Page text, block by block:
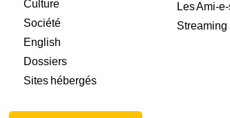
Culture
Société
English
Dossiers
Sites hébergés
Les Ami-
Streaming